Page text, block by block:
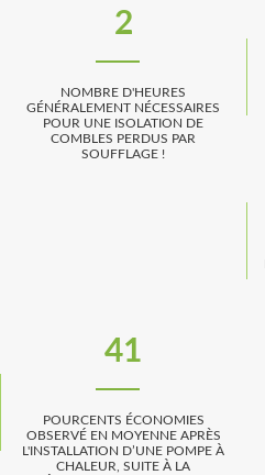
2
NOMBRE D'HEURES
GÉNÉRALEMENT NÉCESSAIRES
POUR UNE ISOLATION DE
COMBLES PERDUS PAR
SOUFFLAGE !
48
POURCENTS ÉCONOMIES
OBSERVÉ EN MOYENNE APRÈS
L'INSTALLATION D’UNE POMPE À
CHALEUR, SUITE À LA